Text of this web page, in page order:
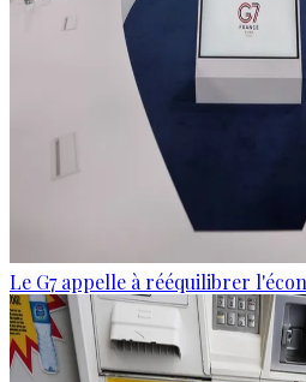
Le G7 appelle à rééquilibrer